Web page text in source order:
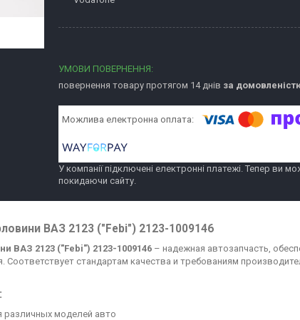
повернення товару протягом 14 днів за
У компанії підключені електронні платежі. Тепер ви
покидаючи сайту.
ВАЗ 2123 ("Febi") 2123-1009146
ВАЗ 2123 ("Febi") 2123-1009146 – надежная автозапчасть,
стандартам качества и требованиям
различных моделей авто